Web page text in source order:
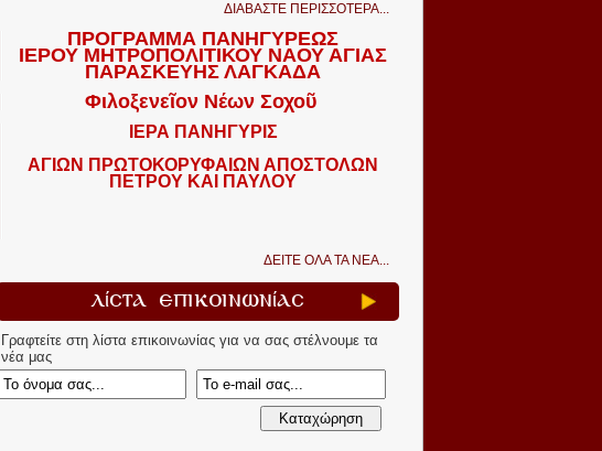
ΔΙΑΒΑΣΤΕ ΠΕΡΙΣΣΟΤΕΡΑ...
ΠΡΟΓΡΑΜΜΑ ΠΑΝΗΓΥΡΕΩΣ
ΙΕΡΟΥ ΜΗΤΡΟΠΟΛΙΤΙΚΟΥ ΝΑΟΥ ΑΓΙΑΣ
ΠΑΡΑΣΚΕΥΗΣ ΛΑΓΚΑΔΑ
Φιλοξενεῖον Νέων Σοχοῦ
ΙΕΡΑ ΠΑΝΗΓΥΡΙΣ
ΑΓΙΩΝ ΠΡΩΤΟΚΟΡΥΦΑΙΩΝ ΑΠΟΣΤΟΛΩΝ
ΠΕΤΡΟΥ ΚΑΙ ΠΑΥΛΟΥ
ΔΕΙΤΕ ΟΛΑ ΤΑ ΝΕΑ...
Λίστα Επικοινωνίας
Γραφτείτε στη λίστα επικοινωνίας για να σας στέλνουμε τα
νέα μας